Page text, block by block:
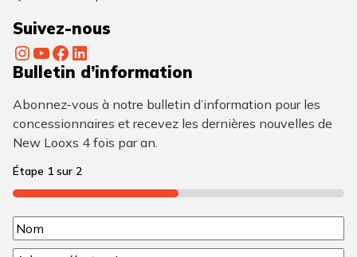
Suivez-nous
InstagramYouTube Facebook LinkedIn
Bulletin d’information
Abonnez-vous à notre bulletin d’information pour les
concessionnaires et recevez les dernières nouvelles de
New Looxs 4 fois par an.
Étape 1 sur 2
50%
N
N